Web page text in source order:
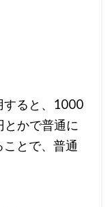
すると、1000
かで普通に
とで、普通